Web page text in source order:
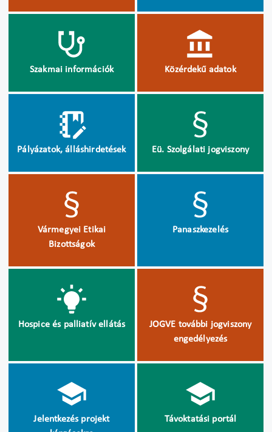
Szakmai információk Közérdekű adatok
Pályázatok, álláshirdetések Eü. Szolgálati jogviszony
Vármegyei Etikai
Bizottságok
Panaszkezelés
Hospice és palliatív ellátás
JOGVE további jogviszony
engedélyezés
Jelentkezés projekt
Távoktatási portál